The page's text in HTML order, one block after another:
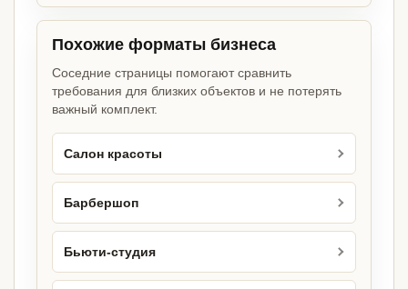
Похожие форматы бизнеса
Соседние страницы помогают сравнить
требования для близких объектов и не потерять
важный комплект.
Салон красоты
Барбершоп
Бьюти-студия